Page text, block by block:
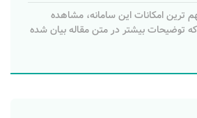
ترین امکانات این سامانه، مشاهده
توضیحات بیشتر در متن مقاله بیان شده